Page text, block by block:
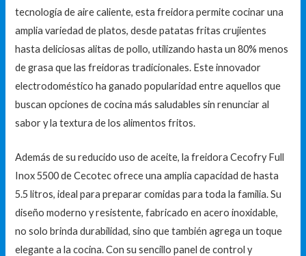
tecnología de aire caliente, esta freidora permite cocinar una
amplia variedad de platos, desde patatas fritas crujientes
hasta deliciosas alitas de pollo, utilizando hasta un 80% menos
de grasa que las freidoras tradicionales. Este innovador
electrodoméstico ha ganado popularidad entre aquellos que
buscan opciones de cocina más saludables sin renunciar al
sabor y la textura de los alimentos fritos.
Además de su reducido uso de aceite, la freidora Cecofry Full
Inox 5500 de Cecotec ofrece una amplia capacidad de hasta
5.5 litros, ideal para preparar comidas para toda la familia. Su
diseño moderno y resistente, fabricado en acero inoxidable,
no solo brinda durabilidad, sino que también agrega un toque
elegante a la cocina. Con su sencillo panel de control y